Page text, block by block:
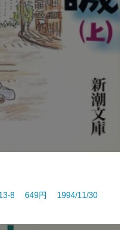
8 649円 1994/11/30